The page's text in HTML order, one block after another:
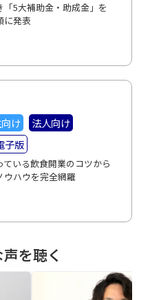
「5大補助金・助成金」を
に発表
け
法人向け
子版
ている飲食開業のコツから
ウハウを完全網羅
を聴く